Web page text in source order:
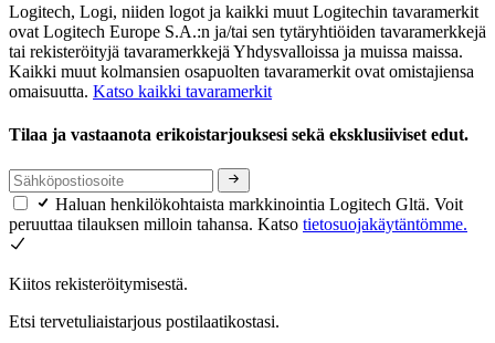
Logitech, Logi, niiden logot ja kaikki muut Logitechin tavaramerkit
ovat Logitech Europe S.A.:n ja/tai sen tytäryhtiöiden tavaramerkkejä
tai rekisteröityjä tavaramerkkejä Yhdysvalloissa ja muissa maissa.
Kaikki muut kolmansien osapuolten tavaramerkit ovat omistajiensa
omaisuutta. Katso kaikki tavaramerkit
Tilaa ja vastaanota erikoistarjouksesi sekä eksklusiiviset edut.
Haluan henkilökohtaista markkinointia Logitech Gltä. Voit
peruuttaa tilauksen milloin tahansa. Katso tietosuojakäytäntömme.
Kiitos rekisteröitymisestä.
Etsi tervetuliaistarjous postilaatikostasi.